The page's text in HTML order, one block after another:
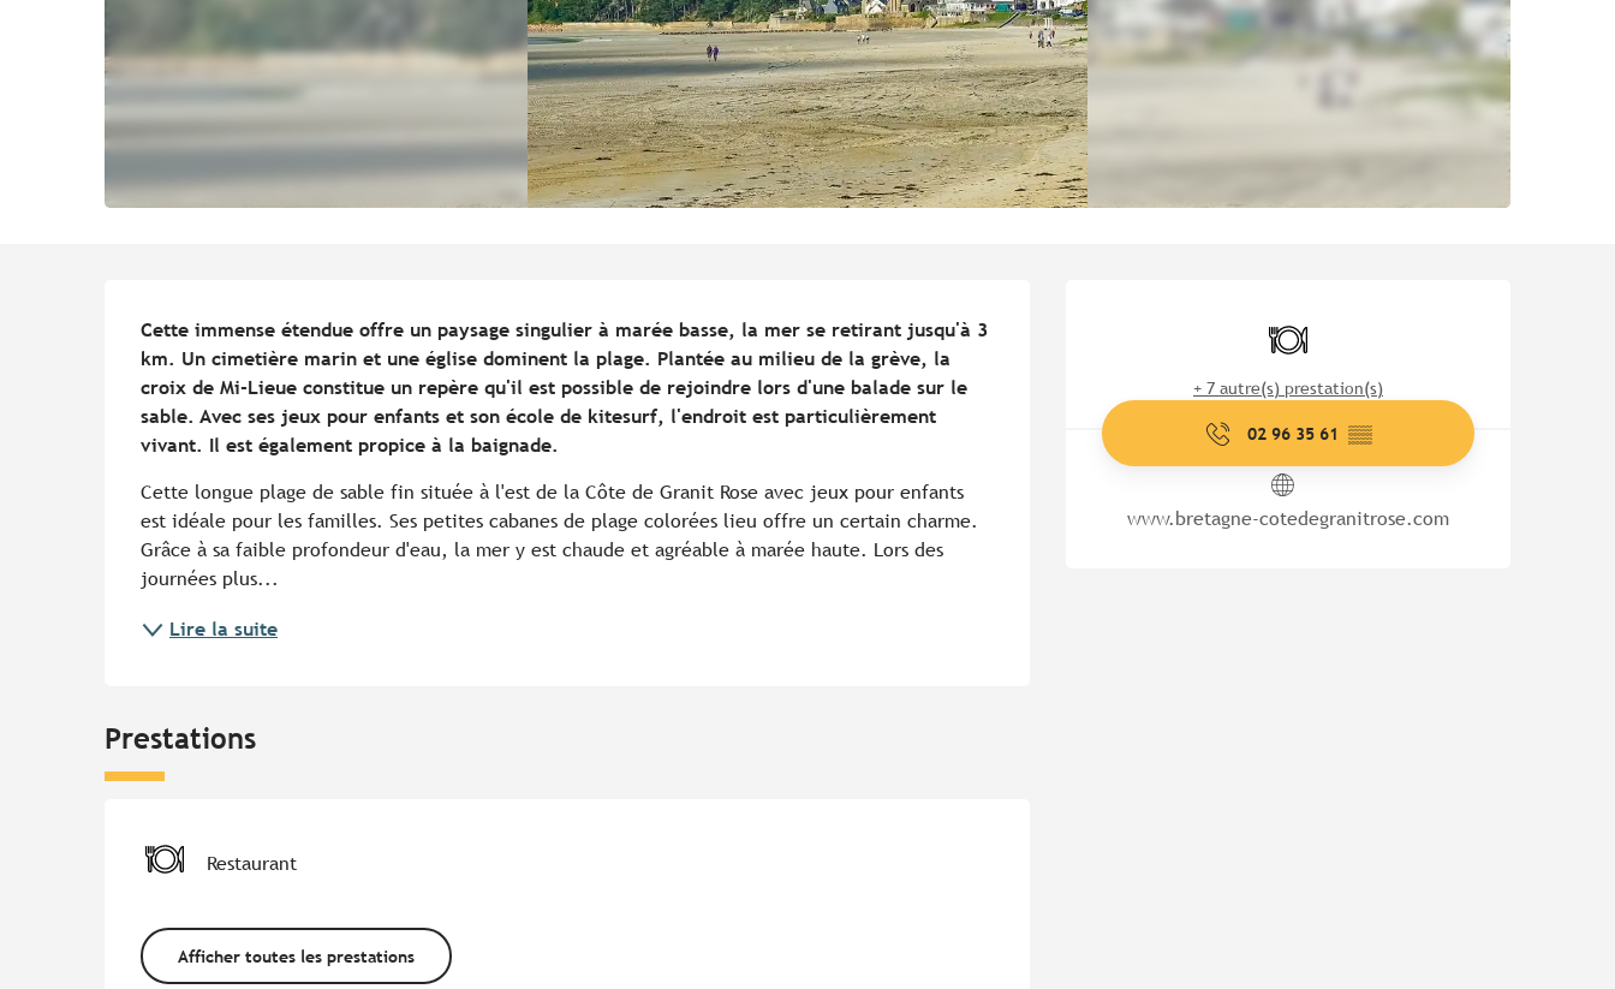
Restaurant
+ 7 autre(s) prestation(s)
02 96 35 61 ▒▒
www.bretagne-cotedegranitrose.com
Cette immense étendue offre un paysage singulier à marée basse, la mer se retirant jusqu'à 3
km. Un cimetière marin et une église dominent la plage. Plantée au milieu de la grève, la
croix de Mi-Lieue constitue un repère qu'il est possible de rejoindre lors d'une balade sur le
sable. Avec ses jeux pour enfants et son école de kitesurf, l'endroit est particulièrement
vivant. Il est également propice à la baignade.
Cette longue plage de sable fin située à l'est de la Côte de Granit Rose avec jeux pour enfants
est idéale pour les familles. Ses petites cabanes de plage colorées lieu offre un certain charme.
Grâce à sa faible profondeur d'eau, la mer y est chaude et agréable à marée haute. Lors des
journées plus...
Lire la suite
Prestations
Restaurant
Afficher toutes les prestations